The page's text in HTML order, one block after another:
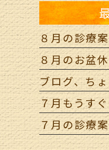
８月の診療
８月のお盆
ブログ、ち
７月もうす
７月の診療